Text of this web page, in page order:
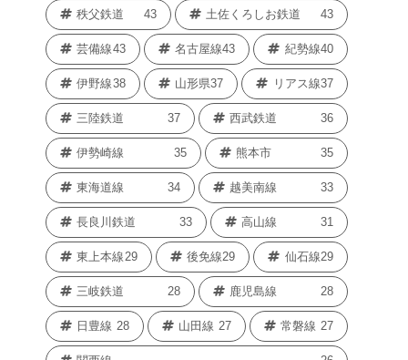
秩父鉄道 43 土佐くろしお鉄道 43
芸備線43 名古屋線43 紀勢線40
伊野線38 山形県37 リアス線37
三陸鉄道 37 西武鉄道 36
伊勢崎線 35 熊本市 35
東海道線 34 越美南線 33
長良川鉄道 33 高山線 31
東上本線29 後免線29 仙石線29
三岐鉄道 28 鹿児島線 28
日豊線 28 山田線 27 常磐線 27